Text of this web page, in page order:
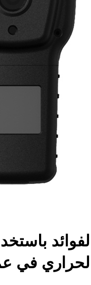
الفوائد
الحراري في